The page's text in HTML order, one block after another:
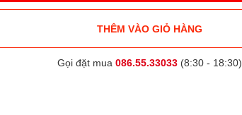
THÊM VÀO GIỎ HÀNG
Gọi đặt mua 086.55.33033(8:30 - 18:30)